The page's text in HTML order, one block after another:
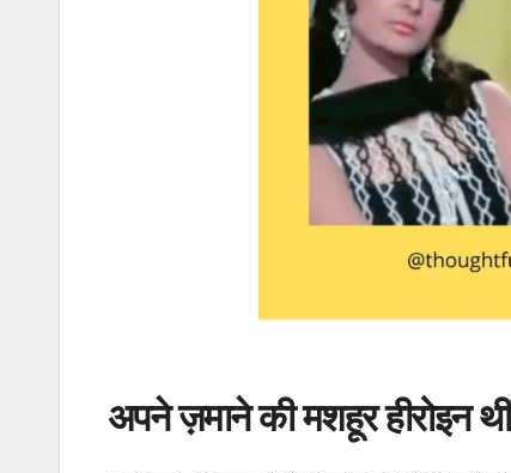
अपने ज़माने की मशहूर हीरोइन थीं